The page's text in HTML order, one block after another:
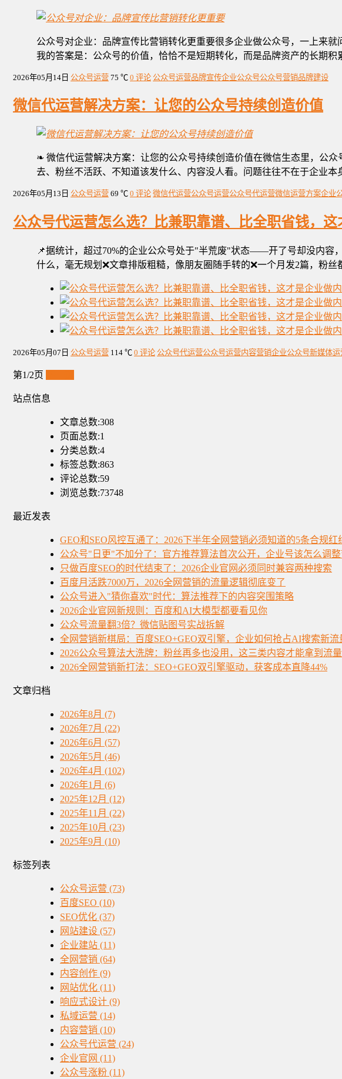
公众号对企业：品牌宣传比营销转化更重要很多企业做公众号，一上来
我的答案是：公众号的价值，恰恰不是短期转化，而是品牌资产的长期
2026年05月14日 公众号运营 75 ℃ 0 评论 公众号运营品牌宣传企业公众号公众号营销品牌建设
微信代运营解决方案：让您的公众号持续创造价值
❧ 微信代运营解决方案：让您的公众号持续创造价值在微信生态里，公
去、粉丝不活跃、不知道该发什么、内容没人看。问题往往不在于企业
2026年05月13日 公众号运营 69 ℃ 0 评论 微信代运营公众号运营公众号代运营微信运营方案企业
公众号代运营怎么选？比兼职靠谱、比全职省钱，
📌据统计，超过70%的企业公众号处于"半荒废"状态——开了号却没内容
什么，毫无规划❌文章排版粗糙，像朋友圈随手转的❌一个月发2篇，粉丝
2026年05月07日 公众号运营 114 ℃ 0 评论 公众号代运营公众号运营内容营销企业公众号新媒体运
第1/2页
站点信息
文章总数:308
页面总数:1
分类总数:4
标签总数:863
评论总数:59
浏览总数:73748
最近发表
GEO和SEO风控互通了：2026下半年全网营销必须知道的5条合规红
公众号"日更"不加分了：官方推荐算法首次公开，企业号该怎么调
只做百度SEO的时代结束了：2026企业官网必须同时兼容两种搜索
百度月活跌7000万，2026全网营销的流量逻辑彻底变了
公众号进入"猜你喜欢"时代：算法推荐下的内容突围策略
2026企业官网新规则：百度和AI大模型都要看见你
公众号流量翻3倍？微信贴图号实战拆解
全网营销新棋局：百度SEO+GEO双引擎，企业如何抢占AI搜索新流
2026公众号算法大洗牌：粉丝再多也没用，这三类内容才能拿到流量
2026全网营销新打法：SEO+GEO双引擎驱动，获客成本直降44%
文章归档
2026年8月 (7)
2026年7月 (22)
2026年6月 (57)
2026年5月 (46)
2026年4月 (102)
2026年1月 (6)
2025年12月 (12)
2025年11月 (22)
2025年10月 (23)
2025年9月 (10)
标签列表
公众号运营 (73)
百度SEO (10)
SEO优化 (37)
网站建设 (57)
企业建站 (11)
全网营销 (64)
内容创作 (9)
网站优化 (11)
响应式设计 (9)
私域运营 (14)
内容营销 (10)
公众号代运营 (24)
企业官网 (11)
公众号涨粉 (11)